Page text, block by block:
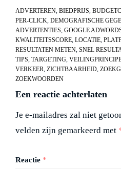
ADVERTEREN, BIEDPRIJS,
PER-CLICK, DEMOGRAFISCHE
ADVERTENTIES, GOOGLE
KWALITEITSSCORE, LOCATIE,
RESULTATEN METEN, SNEL
TIPS, TARGETING,
VERKEER, ZICHTBAARHEID,
ZOEKWOORDEN
Een reactie achterlaten
Je e-mailadres zal niet
velden zijn gemarkeerd met
Reactie *